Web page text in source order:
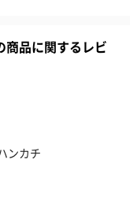
商品に関するレビ
ンカチ